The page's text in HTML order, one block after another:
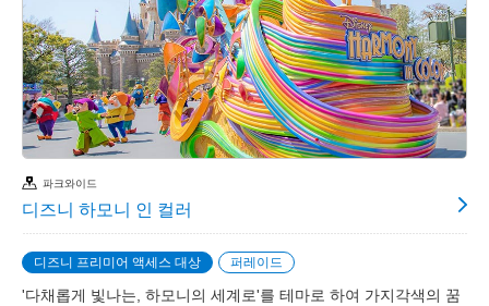
파크와이드
디즈니 하모니 인 컬러
디즈니 프리미어 액세스 대상 퍼레이드
'다채롭게 빛나는, 하모니의 세계로'를 테마로 하여 가지각색의 꿈